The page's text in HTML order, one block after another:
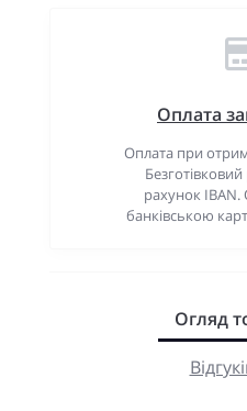
Оплата
Оплата при
рахунок
банківською
Огляд